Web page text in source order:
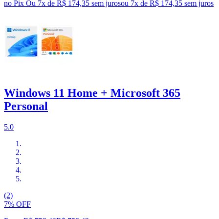
no Pix Ou 7x de R$ 174,35 sem jurosou 7x de R$ 174,35 sem juros
Windows 11 Home + Microsoft 365
Personal
5.0
(2)
7% OFF